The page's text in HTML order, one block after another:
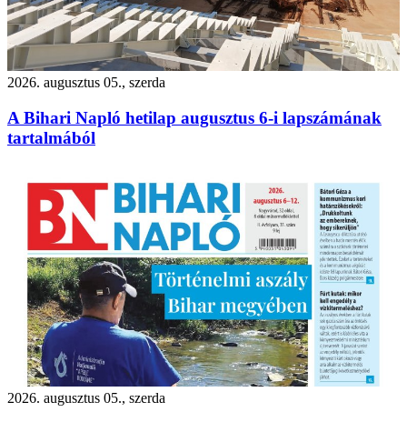
2026. augusztus 05., szerda
A Bihari Napló hetilap augusztus 6-i lapszámának
tartalmából
2026. augusztus 05., szerda